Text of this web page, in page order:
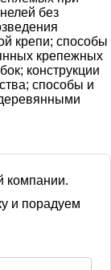
без
крепи; способы
крепежных
конструкции
способы и
компании.
и порадуем